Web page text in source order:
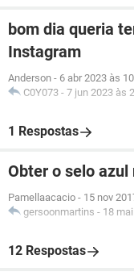
bom dia queria
Instagram
Anderson - 6 abr 2023 às
C0Y073 - 7 jun 2023 às
1 Respostas
Obter o selo
Pamellaacacio - 15 nov
gersoonmartins - 18
12 Respostas